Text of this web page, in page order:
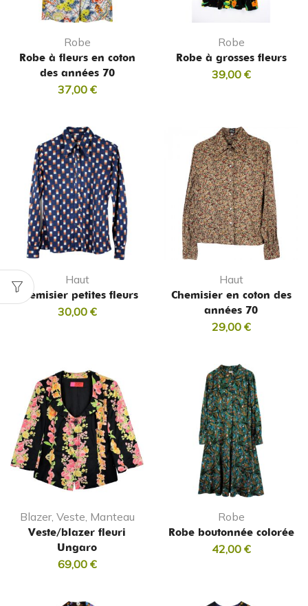
Robe
Robe à fleurs en coton
des années 70
37,00 €
Robe
Robe à grosses fleurs
39,00 €
Haut
Chemisier petites fleurs
30,00 €
Haut
Chemisier en coton des
années 70
29,00 €
Blazer, Veste, Manteau
Veste/blazer fleuri
Ungaro
69,00 €
Robe
Robe boutonnée colorée
42,00 €